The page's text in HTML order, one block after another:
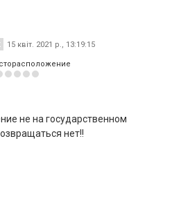
15 квіт. 2021 р., 13:19:15
не на государственном
нет!!